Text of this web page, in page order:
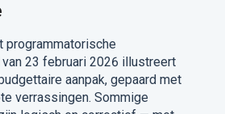
programmatorische
23 februari 2026 illustreert
aanpak, gepaard met
verrassingen. Sommige